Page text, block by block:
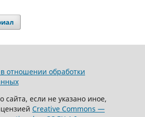
отношении обработки
сайта, если не указано иное,
Creative Commons —